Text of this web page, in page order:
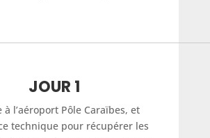
JOUR 1
à l’aéroport Pôle Caraïbes, et
technique pour récupérer les